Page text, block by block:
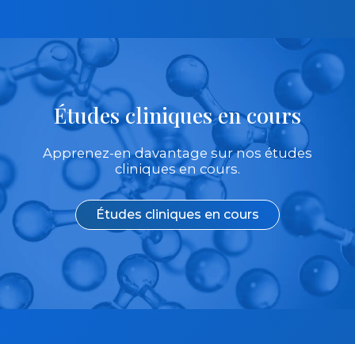
Études cliniques en cours
Apprenez-en davantage sur nos études
cliniques en cours.
Études cliniques en cours